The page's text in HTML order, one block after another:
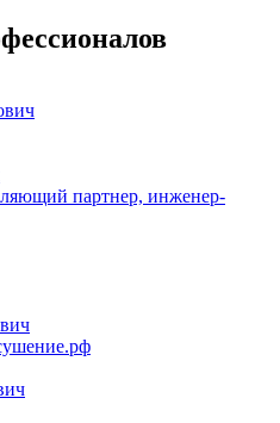
партнер, инженер-